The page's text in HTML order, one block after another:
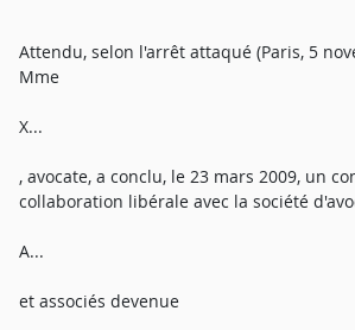
Attendu, selon l'arrêt attaqué (Paris, 5
Mme
X...
, avocate, a conclu, le 23 mars 2009, un
collaboration libérale avec la société
A...
et associés devenue